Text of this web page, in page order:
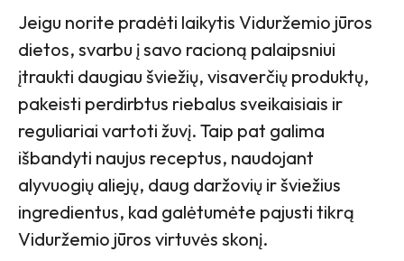
Jeigu norite pradėti laikytis Viduržemio jūros
dietos, svarbu į savo racioną palaipsniui
įtraukti daugiau šviežių, visaverčių produktų,
pakeisti perdirbtus riebalus sveikaisiais ir
reguliariai vartoti žuvį. Taip pat galima
išbandyti naujus receptus, naudojant
alyvuogių aliejų, daug daržovių ir šviežius
ingredientus, kad galėtumėte pajusti tikrą
Viduržemio jūros virtuvės skonį.